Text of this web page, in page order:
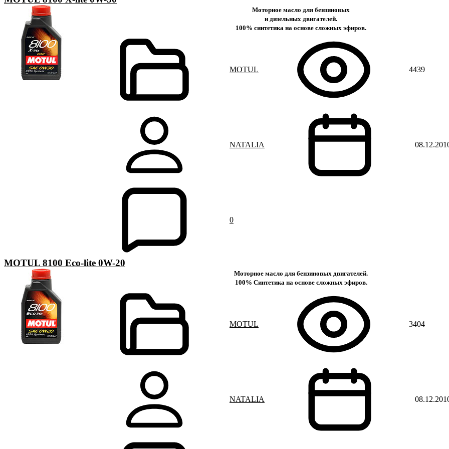
Моторное масло для бензиновых
и дизельных двигателей.
100% синтетика на основе сложных эфиров.
MOTUL 4439
NATALIA
0
MOTUL 8100 Eco-lite 0W-20
Моторное масло для бензиновых двигателей.
100% Синтетика на основе сложных эфиров.
MOTUL 3404
NATALIA